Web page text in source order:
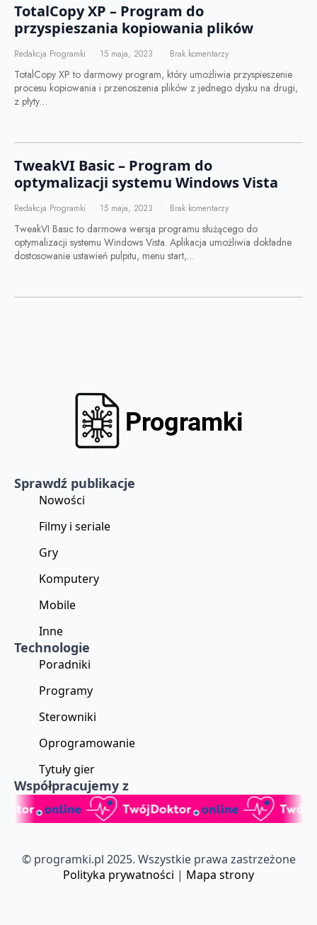
TotalCopy XP – Program do
przyspieszania kopiowania plików
Redakcja Programki 15 maja, 2023 Brak komentarzy
TotalCopy XP to darmowy program, który umożliwia przyspieszenie
procesu kopiowania i przenoszenia plików z jednego dysku na drugi,
z płyty…
TweakVI Basic – Program do
optymalizacji systemu Windows Vista
Redakcja Programki 15 maja, 2023 Brak komentarzy
TweakVI Basic to darmowa wersja programu służącego do
optymalizacji systemu Windows Vista. Aplikacja umożliwia dokładne
dostosowanie ustawień pulpitu, menu start,…
Sprawdź publikacje
Nowości
Filmy i seriale
Gry
Komputery
Mobile
Inne
Technologie
Poradniki
Programy
Sterowniki
Oprogramowanie
Tytuły gier
Współpracujemy z
© programki.pl 2025. Wszystkie prawa zastrzeżone
Polityka prywatności | Mapa strony